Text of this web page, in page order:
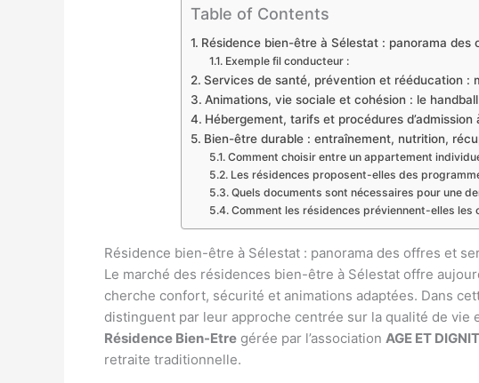
Table of Contents
Résidence bien-être à Sélestat : panorama des
Exemple fil conducteur :
Services de santé, prévention et rééducation :
Animations, vie sociale et cohésion : le
Hébergement, tarifs et procédures d’admission
Bien-être durable : entraînement, nutrition,
Comment choisir entre un appartement
Les résidences proposent-elles des
Quels documents sont nécessaires pour une
Comment les résidences préviennent-elles les
Résidence bien-être à Sélestat : panorama des offres et
Le marché des résidences bien-être à Sélestat offre
cherche confort, sécurité et animations adaptées. Dans
distinguent par leur approche centrée sur la qualité de vie
Résidence Bien-Etre gérée par l’association AGE ET
retraite traditionnelle.